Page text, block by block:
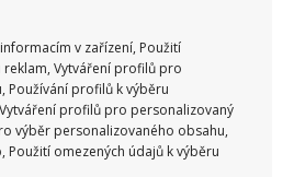
v zařízení, Použití
Vytváření profilů pro
Používání profilů k výběru
profilů pro personalizovaný
výběr personalizovaného obsahu,
Použití omezených údajů k výběru